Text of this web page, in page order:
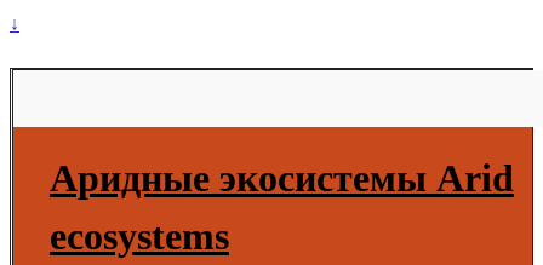
↓
Аридные экосистемы Arid
ecosystems